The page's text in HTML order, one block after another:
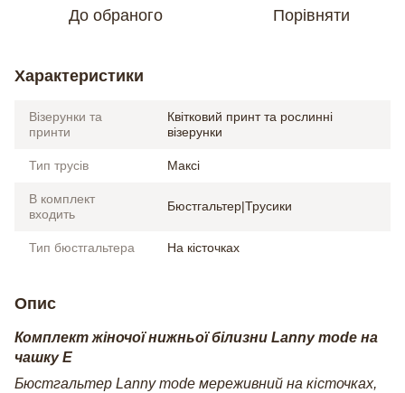
До обраного Порівняти
Характеристики
Візерунки та
принти
Квітковий принт та рослинні
візерунки
Тип трусів Максі
В комплект
входить
Бюстгальтер|Трусики
Тип бюстгальтера На кісточках
Опис
Комплект жіночої нижньої білизни Lanny mode на
чашку Е
Бюстгальтер Lanny mode мереживний на кісточках,